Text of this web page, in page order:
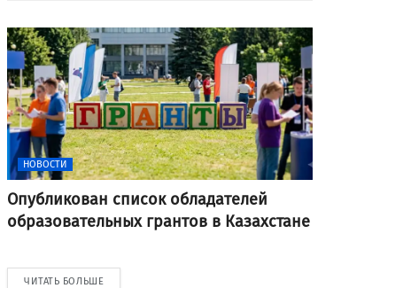
НОВОСТИ
Опубликован список обладателей
образовательных грантов в Казахстане
ЧИТАТЬ БОЛЬШЕ